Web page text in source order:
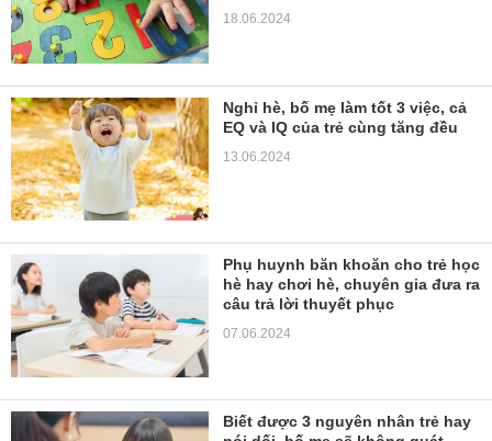
18.06.2024
Nghỉ hè, bố mẹ làm tốt 3 việc, cả
EQ và IQ của trẻ cùng tăng đều
13.06.2024
Phụ huynh băn khoăn cho trẻ học
hè hay chơi hè, chuyên gia đưa ra
câu trả lời thuyết phục
07.06.2024
Biết được 3 nguyên nhân trẻ hay